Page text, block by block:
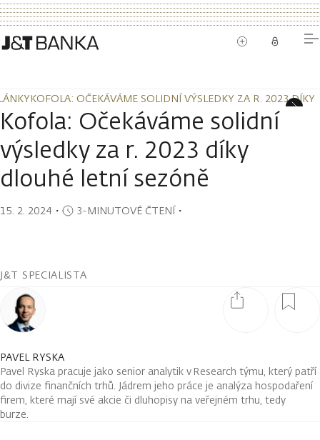
KOFOLA: OČEKÁVÁME SOLIDNÍ VÝSLEDKY ZA R. 2023
KOFOLA: OČEKÁVÁME SOLIDNÍ VÝSLEDKY ZA R. 2023
Kofola: Očekáváme solidní
výsledky za r. 2023 díky
dlouhé letní sezóně
15. 2. 2024 ・ 3-MINUTOVÉ ČTENÍ・
J&T SPECIALISTA
PAVEL RYSKA
Pavel Ryska pracuje jako senior analytik v Research týmu, který patří
do divize finančních trhů. Jádrem jeho práce je analýza hospodaření
firem, které mají své akcie či dluhopisy na veřejném trhu, tedy
burze.